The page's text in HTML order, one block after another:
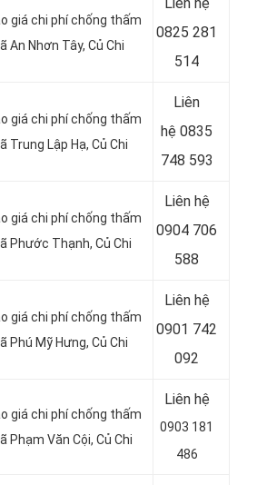
giá chi phí chống thấm
Nhơn Tây, Củ Chi
0825 281
514
giá chi phí chống thấm
Lập Hạ, Củ Chi
Liên
hệ 0835
748 593
giá chi phí chống thấm
Phước Thạnh, Củ Chi
Liên hệ
0904 706
588
giá chi phí chống thấm
Phú Mỹ Hưng, Củ Chi
Liên hệ
0901 742
092
giá chi phí chống thấm
Phạm Văn Cội, Củ Chi
Liên hệ
0903 181
486